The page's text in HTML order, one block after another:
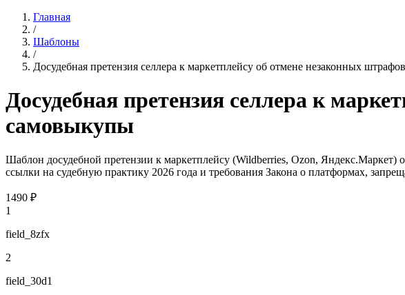
Главная
/
Шаблоны
/
Досудебная претензия селлера к маркетплейсу об отмене незаконных
Досудебная претензия селлера к
самовыкупы
Шаблон досудебной претензии к маркетплейсу (Wildberries, Ozon,
ссылки на судебную практику 2026 года и требования Закона о платформах,
1490 ₽
1
field_8zfx
2
field_30d1